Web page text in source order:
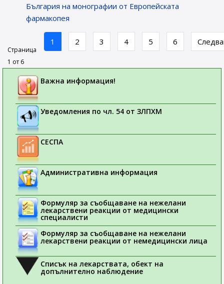
България на монографии от Европейската
фармакопея
Страница
1 от 6
1 2 3 4 5 6
Важна информация!
Уведомления по чл. 54 от ЗЛПХМ
СЕСПА
Административна информация
Формуляр за съобщаване на нежелани
лекарствени реакции от медицински
специалисти
Формуляр за съобщаване на нежелани
лекарствени реакции от немедицински лица
Списък на лекарствата, обект на
допълнително наблюдение